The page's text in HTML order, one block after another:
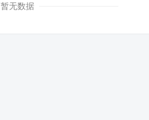
暂无数据